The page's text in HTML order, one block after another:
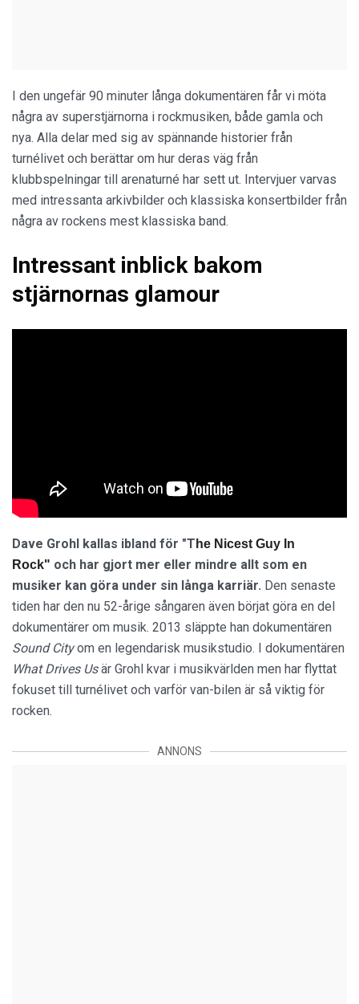
I den ungefär 90 minuter långa dokumentären får vi möta
några av superstjärnorna i rockmusiken, både gamla och
nya. Alla delar med sig av spännande historier från
turnélivet och berättar om hur deras väg från
klubbspelningar till arenaturné har sett ut. Intervjuer varvas
med intressanta arkivbilder och klassiska konsertbilder från
några av rockens mest klassiska band.
Intressant inblick bakom
stjärnornas glamour
Dave Grohl kallas ibland för "T he Nicest Guy In
Rock" och har gjort mer eller mindre allt som en
musiker kan göra under sin långa karriär. Den senaste
tiden har den nu 52-årige sångaren även börjat göra en del
dokumentärer om musik. 2013 släppte han dokumentären
Sound Cityom en legendarisk musikstudio. I dokumentären
What Drives Usär Grohl kvar i musikvärlden men har flyttat
fokuset till turnélivet och varför van-bilen är så viktig för
rocken.
ANNONS